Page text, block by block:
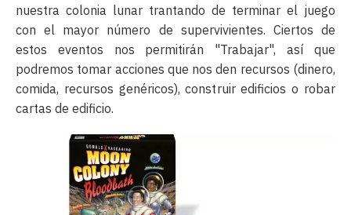
nuestra colonia lunar trantando de terminar el juego
con el mayor número de supervivientes. Ciertos de
estos eventos nos permitirán "Trabajar", así que
podremos tomar acciones que nos den recursos (dinero,
comida, recursos genéricos), construir edificios o robar
cartas de edificio.